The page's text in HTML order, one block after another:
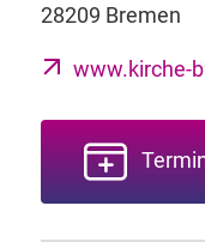
28209 Bremen
www.kirche-